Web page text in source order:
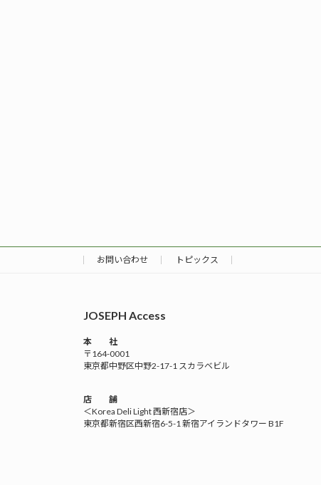
お問い合わせ トピックス
JOSEPH Access
本 社
〒164-0001
東京都中野区中野2-17-1 スカラベビル
店 舗
＜Korea Deli Light 西新宿店＞
東京都新宿区西新宿6-5-1 新宿アイランドタワー B1F